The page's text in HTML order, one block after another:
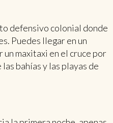
defensivo colonial donde
Puedes llegar en un
un maxitaxi en el cruce por
bahías y las playas de